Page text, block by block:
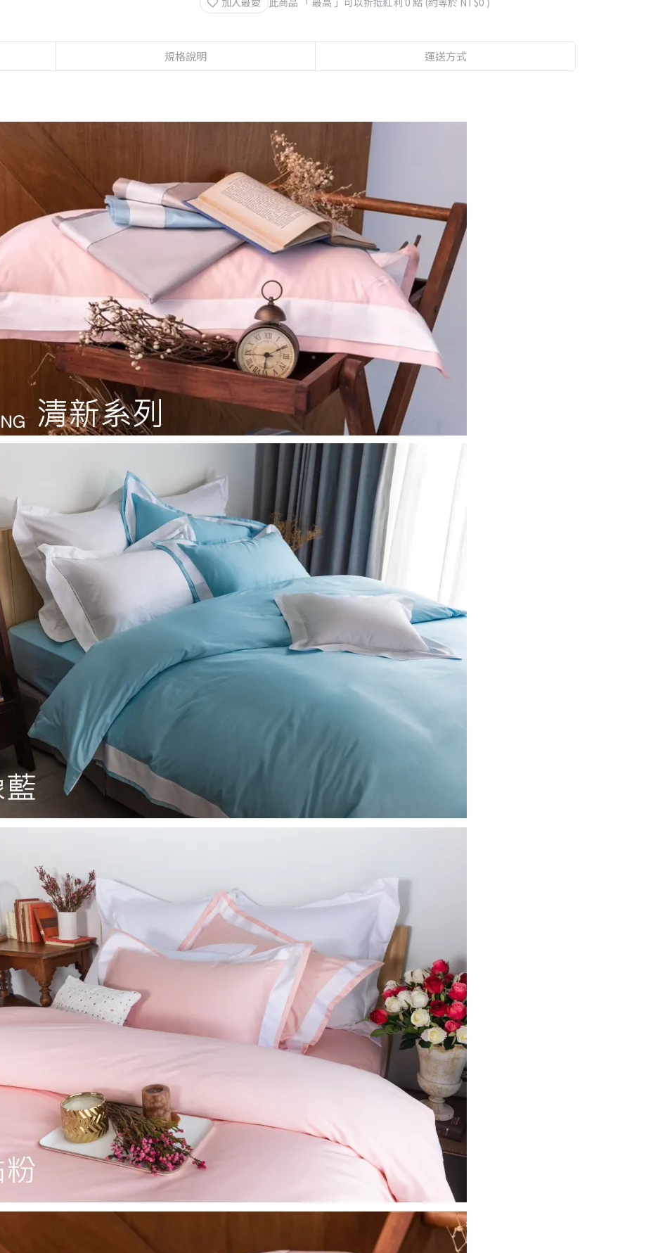
規格說明 運送方式